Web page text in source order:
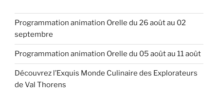
Programmation animation Orelle du 26 août au 02
septembre
Programmation animation Orelle du 05 août au 11 août
Découvrez l’Exquis Monde Culinaire des Explorateurs
de Val Thorens